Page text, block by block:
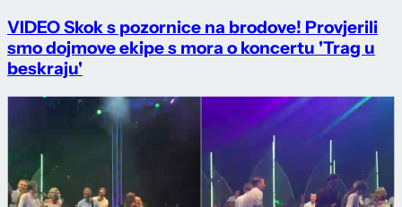
VIDEO Skok s pozornice na brodove! Provjerili
smo dojmove ekipe s mora o koncertu 'Trag u
beskraju'